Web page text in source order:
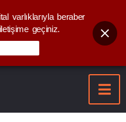
varlıklarıyla beraber
geçiniz.